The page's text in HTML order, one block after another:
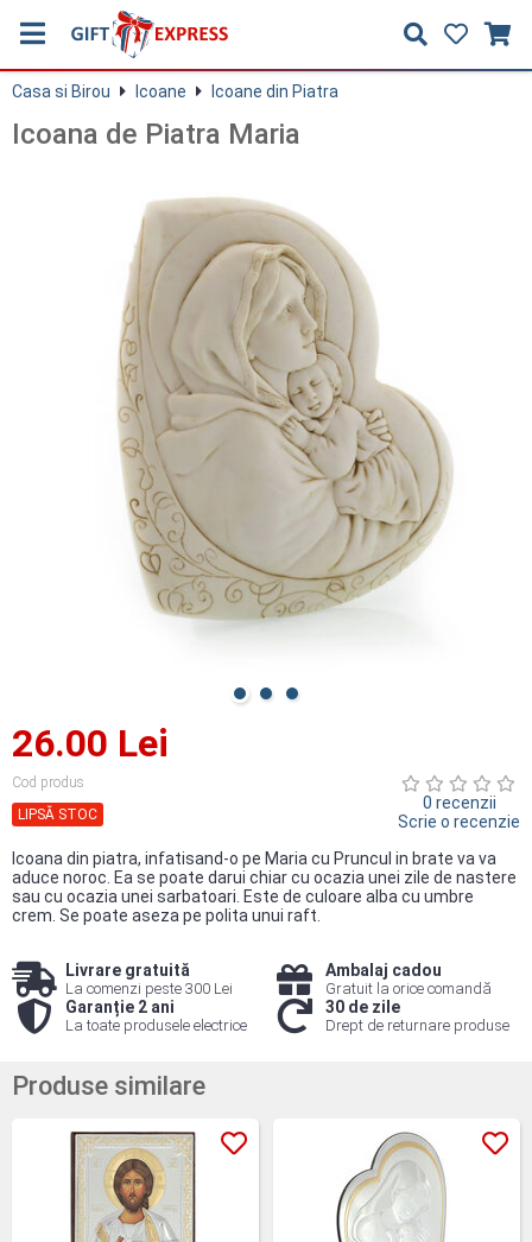
Casa si Birou Icoane Icoane din Piatra
Icoana de Piatra Maria
26.00 Lei
Cod produs
LIPSĂ STOC
0 recenzii
Scrie o recenzie
Icoana din piatra, infatisand-o pe Maria cu Pruncul in brate va va
aduce noroc. Ea se poate darui chiar cu ocazia unei zile de nastere
sau cu ocazia unei sarbatoari. Este de culoare alba cu umbre
crem. Se poate aseza pe polita unui raft.
Livrare gratuită
La comenzi peste 300 Lei
Ambalaj cadou
Gratuit la orice comandă
Garanție 2 ani
La toate produsele electrice
30 de zile
Drept de returnare produse
Produse similare